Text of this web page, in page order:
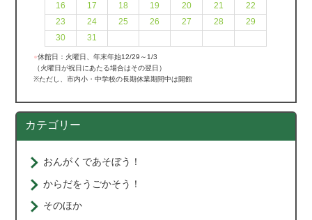
16
17 18 19 20 21
22
23
24 25 26 27 28
29
30
31
●休館日：火曜日、年末年始12/29～1/3
（火曜日が祝日にあたる場合はその翌日）
※ただし、市内小・中学校の長期休業期間中は開館
カテゴリー
おんがくであそぼう！
からだをうごかそう！
そのほか